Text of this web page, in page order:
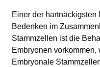
Einer der hartnäckigsten
Bedenken im
Stammzellen ist die
Embryonen vorkommen,
Embryonale